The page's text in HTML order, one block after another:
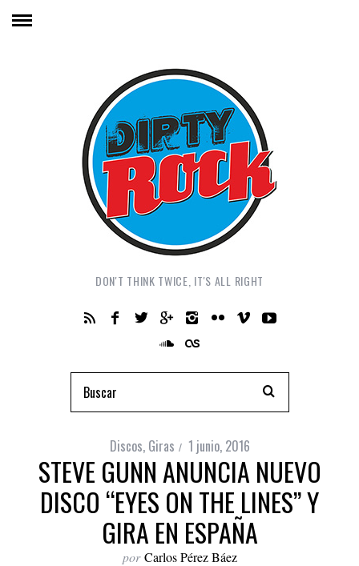
DON'T THINK TWICE, IT'S ALL RIGHT
Discos, Giras 1 junio, 2016
STEVE GUNN ANUNCIA NUEVO
DISCO “EYES ON THE LINES” Y
GIRA EN ESPAÑA
por Carlos Pérez Báez